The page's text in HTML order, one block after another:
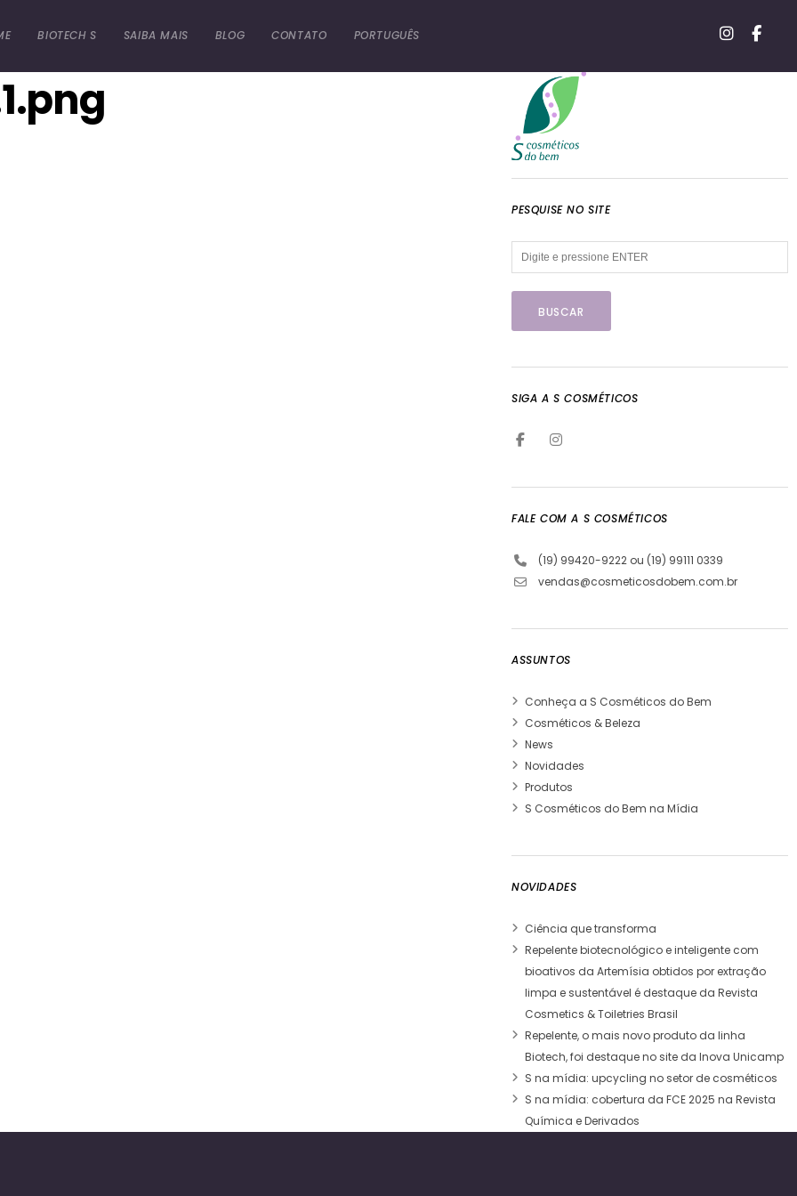
BIOTECH S SAIBA MAIS BLOG CONTATO PORTUGUÊS
PESQUISE NO SITE
SIGA A S COSMÉTICOS
FALE COM A S COSMÉTICOS
(19) 99420-9222 ou (19) 99111 0339
vendas@cosmeticosdobem.com.br
ASSUNTOS
Conheça a S Cosméticos do Bem
Cosméticos & Beleza
News
Novidades
Produtos
S Cosméticos do Bem na Mídia
NOVIDADES
Ciência que transforma
Repelente biotecnológico e inteligente com
bioativos da Artemísia obtidos por extração
limpa e sustentável é destaque da Revista
Cosmetics & Toiletries Brasil
Repelente, o mais novo produto da linha
Biotech, foi destaque no site da Inova Unicamp
S na mídia: upcycling no setor de cosméticos
S na mídia: cobertura da FCE 2025 na Revista
Química e Derivados